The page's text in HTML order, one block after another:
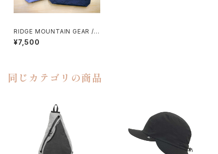
RIDGE MOUNTAIN GEAR / S
HOULDER PACK
¥7,500
同じカテゴリの商品